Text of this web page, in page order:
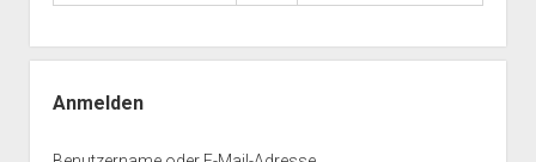
Anmelden